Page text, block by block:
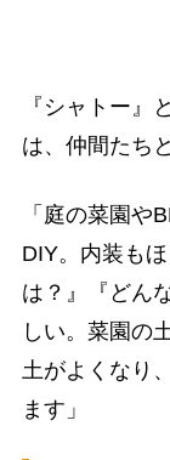
『シャトー』
は、仲間たち
「庭の菜園や
DIY。内装も
は？』『どん
しい。菜園の
土がよくなり
ます」